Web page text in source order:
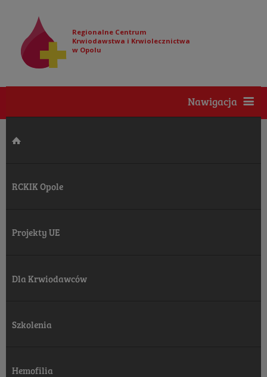
Regionalne Centrum
Krwiodawstwa i Krwiolecznictwa
w Opolu
Nawigacja
RCKIK Opole
Projekty UE
Dla Krwiodawców
Szkolenia
Hemofilia